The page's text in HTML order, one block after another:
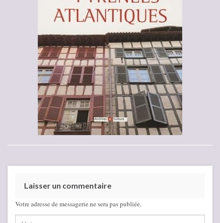
Laisser un commentaire
Votre adresse de messagerie ne sera pas publiée.